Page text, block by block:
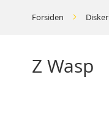
Forsiden Disker
Z Wasp